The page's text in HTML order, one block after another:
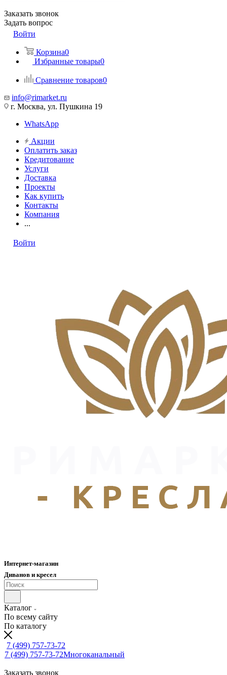
Заказать звонок
Задать вопрос
Войти
Корзина0
Избранные товары0
Сравнение товаров0
info@rimarket.ru
г. Москва, ул. Пушкина 19
WhatsApp
Акции
Оплатить заказ
Кредитование
Услуги
Доставка
Проекты
Как купить
Контакты
Компания
...
Войти
Интернет-магазин
Диванов и кресел
Каталог
По всему сайту
По каталогу
7 (499) 757-73-72
7 (499) 757-73-72Многоканальный
Заказать звонок